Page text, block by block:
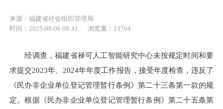
来源：福建省社会组织管理局
时间：2025-08-06 08:41
浏览量：13764
经调查，福建省禄可人工智能研究中心未按规定时间和要
求提交2023年、2024年年度工作报告，接受年度检查，违反了
《民办非企业单位登记管理暂行条例》第二十三条第一款的规
定。根据《民办非企业单位登记管理暂行条例》第二十五条第